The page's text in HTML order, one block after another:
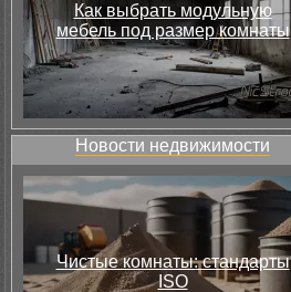
Как выбрать модульную
мебель под размер комнаты
Новости недвижимости
Чистые комнаты: стандарты
ISO